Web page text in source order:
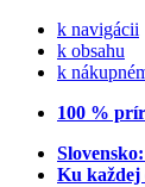
k navigácii
k obsahu
k
100 %
Ku každej